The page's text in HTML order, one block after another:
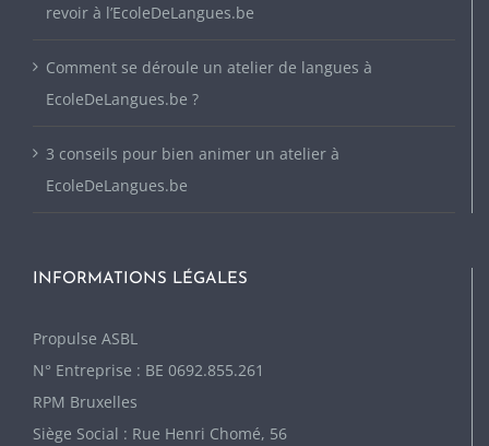
revoir à l’EcoleDeLangues.be
Comment se déroule un atelier de langues à
EcoleDeLangues.be ?
3 conseils pour bien animer un atelier à
EcoleDeLangues.be
INFORMATIONS LÉGALES
Propulse ASBL
N° Entreprise : BE 0692.855.261
RPM Bruxelles
Siège Social : Rue Henri Chomé, 56